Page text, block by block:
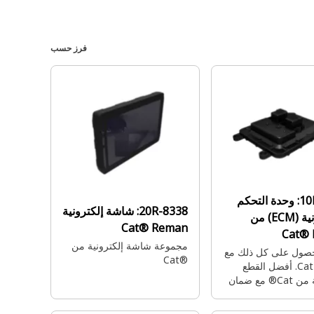
فرز حسب
وحدة التحكم
الإلكترونية (ECM) من
Cat®
على كل ذلك مع
Cat Reman. أفضل القطع
المصممة من Cat® مع ضمان
بسيط.
20R-8338:
شاشة إلكترونية
Cat® Reman
مجموعة شاشة إلكترونية من
Cat®‎